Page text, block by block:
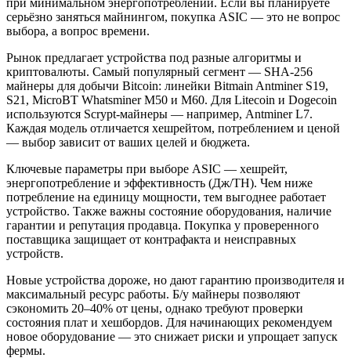
при минимальном энергопотреблении. Если вы планируете
серьёзно заняться майнингом, покупка ASIC — это не вопрос
выбора, а вопрос времени.
Рынок предлагает устройства под разные алгоритмы и
криптовалюты. Самый популярный сегмент — SHA-256
майнеры для добычи Bitcoin: линейки Bitmain Antminer S19,
S21, MicroBT Whatsminer M50 и M60. Для Litecoin и Dogecoin
используются Scrypt-майнеры — например, Antminer L7.
Каждая модель отличается хешрейтом, потреблением и ценой
— выбор зависит от ваших целей и бюджета.
Ключевые параметры при выборе ASIC — хешрейт,
энергопотребление и эффективность (Дж/TH). Чем ниже
потребление на единицу мощности, тем выгоднее работает
устройство. Также важны состояние оборудования, наличие
гарантии и репутация продавца. Покупка у проверенного
поставщика защищает от контрафакта и неисправных
устройств.
Новые устройства дороже, но дают гарантию производителя и
максимальный ресурс работы. Б/у майнеры позволяют
сэкономить 20–40% от цены, однако требуют проверки
состояния плат и хешбордов. Для начинающих рекомендуем
новое оборудование — это снижает риски и упрощает запуск
фермы.